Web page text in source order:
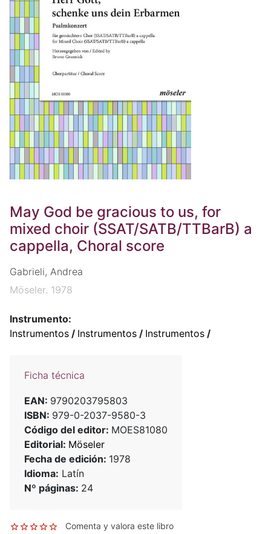
May God be gracious to us, for
mixed choir (SSAT/SATB/TTBarB) a
cappella, Choral score
Gabrieli, Andrea
Möseler. 1978
Instrumento:
Instrumentos / Instrumentos / Instrumentos /
Ficha técnica
EAN: 9790203795803
ISBN: 979-0-2037-9580-3
Código del editor: MOES81080
Editorial: Möseler
Fecha de edición: 1978
Idioma: Latín
Nº páginas: 24
Comenta y valora este libro